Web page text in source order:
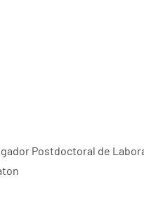
Postdoctoral de